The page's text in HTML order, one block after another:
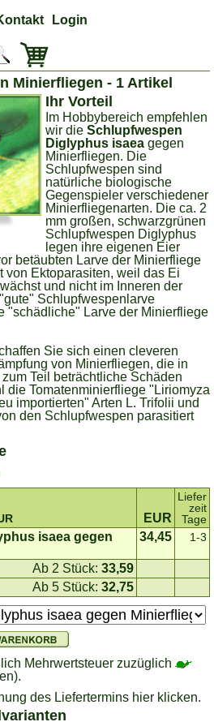
Login
Minierfliegen - 1 Artikel
Ihr Vorteil
Im Hobbybereich empfehlen
wir die Schlupfwespen
Diglyphus isaea gegen
Minierfliegen. Die
Schlupfwespen sind
natürliche biologische
Gegenspieler verschiedener
Minierfliegenarten. Die ca. 2
mm großen, schwarzgrünen
Schlupfwespen Diglyphus
legen ihre eigenen Eier
betäubten Larve der Minierfliege
von Ektoparasiten, weil das Ei
und nicht im Inneren der
Schlupfwespenlarve
"schädliche" Larve der Minierfliege
Sie sich einen cleveren
von Minierfliegen, die in
Teil beträchtliche Schäden
die Tomatenminierfliege "Liriomyza
importierten" Arten L. Trifolii und
den Schlupfwespen parasitiert
EUR
Liefer
zeit
Tage
isaea gegen
34,45 1-3
Ab 2 Stück: 33,59
Ab 5 Stück: 32,75
Mehrwertsteuer zuzüglich
des Liefertermins hier klicken.